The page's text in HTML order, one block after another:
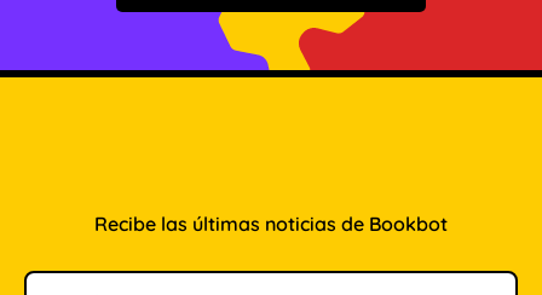
Recibe las últimas noticias de Bookbot
Nombre
Correo